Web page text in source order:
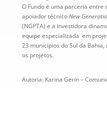
O Fundo é uma parceria entre
apoiador técnicoNew
(NGPTA) e a investidora
equipe especializada em
23 municípios do Sul da
os projetos.
Autoria: Karina Gerin –